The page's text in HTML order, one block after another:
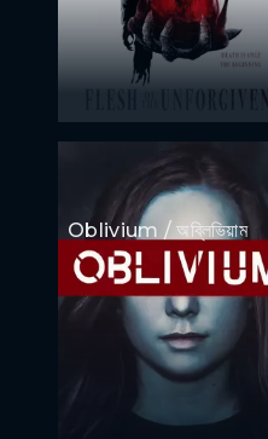
Oblivium / অব্লিভিয়াম